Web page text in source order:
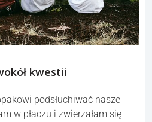
kwestii
podsłuchiwać nasze
w płaczu i zwierzałam się